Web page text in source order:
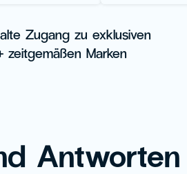
Zugang zu exklusiven
zeitgemäßen Marken